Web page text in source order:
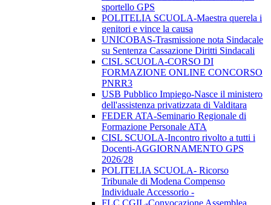
sportello GPS
POLITELIA SCUOLA-Maestra querela i
genitori e vince la causa
UNICOBAS-Trasmissione nota Sindacale
su Sentenza Cassazione Diritti Sindacali
CISL SCUOLA-CORSO DI
FORMAZIONE ONLINE CONCORSO
PNRR3
USB Pubblico Impiego-Nasce il ministero
dell'assistenza privatizzata di Valditara
FEDER ATA-Seminario Regionale di
Formazione Personale ATA
CISL SCUOLA-Incontro rivolto a tutti i
Docenti-AGGIORNAMENTO GPS
2026/28
POLITELIA SCUOLA- Ricorso
Tribunale di Modena Compenso
Individuale Accessorio -